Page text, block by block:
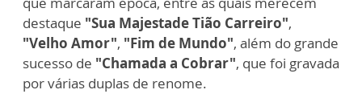
destaque "Sua Majestade Tião Carreiro",
"Velho Amor", "Fim de Mundo", além do grande
sucesso de "Chamada a Cobrar", que foi gravada
por várias duplas de renome.